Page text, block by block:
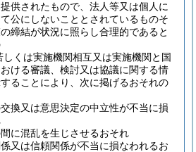
供されたもので、法人等又は個人に
公にしないこととされているものそ
締結が状況に照らし合理的であると
くは実施機関相互又は実施機関と国
ける審議、検討又は協議に関する情
ることにより、次に掲げるおそれの
換又は意思決定の中立性が不当に損
に混乱を生じさせるおそれ
又は信頼関係が不当に損なわれるお